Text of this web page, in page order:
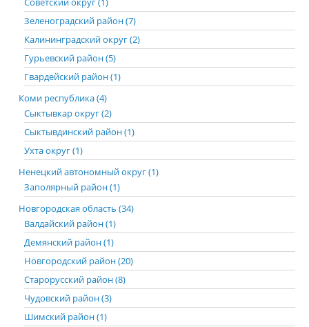
Зеленоградский район (7)
Калининградский округ (2)
Гурьевский район (5)
Гвардейский район (1)
Коми республика (4)
Сыктывкар округ (2)
Сыктывдинский район (1)
Ухта округ (1)
Ненецкий автономный округ (1)
Заполярный район (1)
Новгородская область (34)
Валдайский район (1)
Демянский район (1)
Новгородский район (20)
Старорусский район (8)
Чудовский район (3)
Шимский район (1)